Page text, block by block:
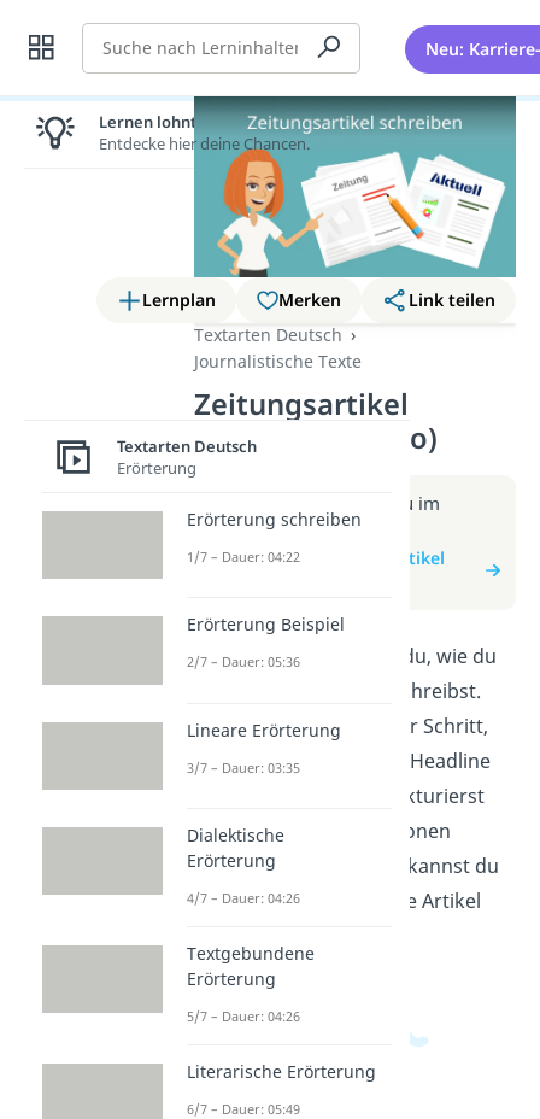
Suche Neu:
Lernplan Merken
Link teilen
Textarten Deutsch
Journalistische Texte
Zeitungsartikel
schreiben (Video)
Weitere Infos erhältst du im
Beitrag zum Video
zum Beitrag: Zeitungsartikel
In diesem Video lernst du, wie du
einen Zeitungsartikel schreibst.
Wir zeigen dir Schritt für Schritt,
wie du eine spannende Headline
wählst, den Artikel strukturierst
und wichtige Informationen
prägnant darstellst. So kannst du
zukünftig professionelle Artikel
Lernen lohnt sich!
Entdecke hier deine Chancen.
Textarten Deutsch
Erörterung
Erörterung schreiben
1/7 – Dauer: 04:22
Erörterung Beispiel
2/7 – Dauer: 05:36
Lineare Erörterung
3/7 – Dauer: 03:35
Dialektische
Erörterung
4/7 – Dauer: 04:26
Textgebundene
Erörterung
5/7 – Dauer: 04:26
Literarische Erörterung
6/7 – Dauer: 05:49